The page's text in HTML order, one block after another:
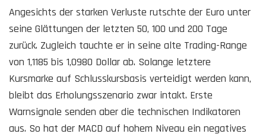
Angesichts der starken Verluste rutschte der Euro unter
seine Glättungen der letzten 50, 100 und 200 Tage
zurück. Zugleich tauchte er in seine alte Trading-Range
von 1,1185 bis 1,0980 Dollar ab. Solange letztere
Kursmarke auf Schlusskursbasis verteidigt werden kann,
bleibt das Erholungsszenario zwar intakt. Erste
Warnsignale senden aber die technischen Indikatoren
aus. So hat der MACD auf hohem Niveau ein negatives